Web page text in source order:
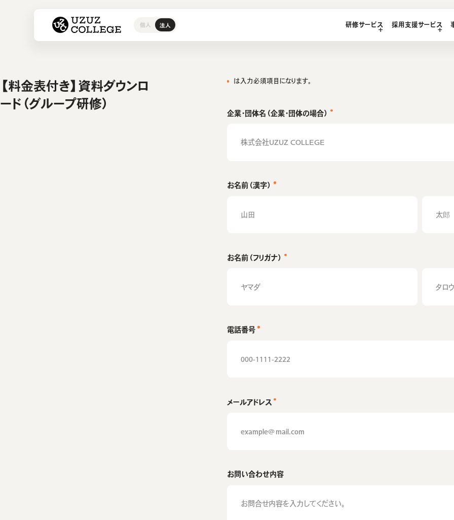
ウズウズカレッジ UZUZ COLLEGE
個人 法人 研修サービス 採用支援サービス
開発エンジニア研修
助成金診断フォーム
【料金表付き】資料ダウンロ
ード（グループ研修）
は入力必須項目になります。
企業・団体名（企業・団体の場合）
お名前（漢字）
お名前（フリガナ）
電話番号
メールアドレス
お問い合わせ内容